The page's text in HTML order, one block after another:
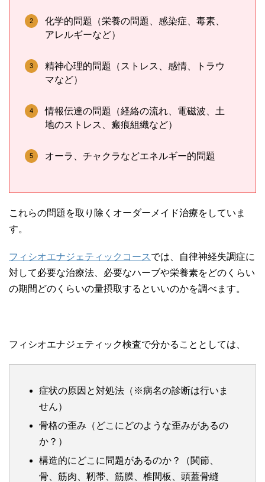
化学的問題（栄養の問題、感染症、毒素、
アレルギーなど）
精神心理的問題（ストレス、感情、トラウ
マなど）
情報伝達の問題（経絡の流れ、電磁波、土
地のストレス、瘢痕組織など）
オーラ、チャクラなどエネルギー的問題
これらの問題を取り除くオーダーメイド治療をしていま
す。
フィシオエナジェティックコース では、自律神経失調症に
対して必要な治療法、必要なハーブや栄養素をどのくらい
の期間どのくらいの量摂取するといいのかを調べます。
フィシオエナジェティック検査で分かることとしては、
症状の原因と対処法（※病名の診断は行いま
せん）
骨格の歪み（どこにどのような歪みがあるの
か？）
構造的にどこに問題があるのか？（関節、
骨、筋肉、靭帯、筋膜、椎間板、頭蓋骨縫